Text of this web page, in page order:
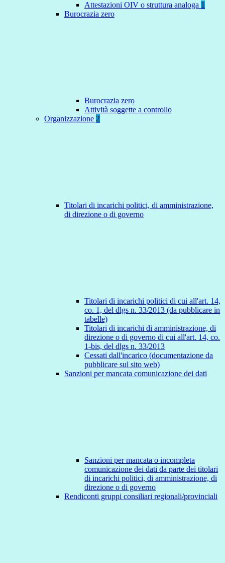
Attestazioni OIV o struttura analoga 1
Burocrazia zero
Burocrazia zero
Attività soggette a controllo
Organizzazione 2
Titolari di incarichi politici, di amministrazione,
di direzione o di governo
Titolari di incarichi politici di cui all'art. 14,
co. 1, del dlgs n. 33/2013 (da pubblicare in
tabelle)
Titolari di incarichi di amministrazione, di
direzione o di governo di cui all'art. 14, co.
1-bis, del dlgs n. 33/2013
Cessati dall'incarico (documentazione da
pubblicare sul sito web)
Sanzioni per mancata comunicazione dei dati
Sanzioni per mancata o incompleta
comunicazione dei dati da parte dei titolari
di incarichi politici, di amministrazione, di
direzione o di governo
Rendiconti gruppi consiliari regionali/provinciali